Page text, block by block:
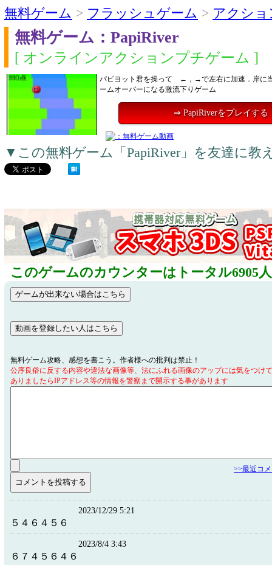
無料ゲーム > フラッシュゲーム > アクショ
無料ゲーム：PapiRiver
[ オンラインアクションプチゲーム ]
パピヨット君を操って ←，→で左右に加速．岸に
ームオーバーになる激流下りゲーム
⇒ PapiRiverをプレイする
▼この無料ゲーム「PapiRiver」を友達に教
このゲームのカウンターはトータル6905
無料ゲーム攻略、感想を書こう。作者様への批判は禁止！
公序良俗に反する内容や違法な画像等、法にふれる画像のアップには気をつけ
ありましたらIPアドレス等の情報を警察まで開示する事があります
>>最近コ
2023/12/29 5:21
５４６４５６
2023/8/4 3:43
６７４５６４６